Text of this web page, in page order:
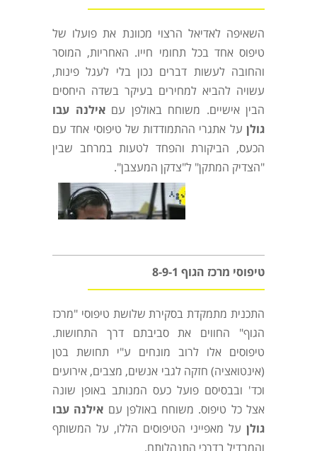
השאיפה לאדיאל הרצוי מכוונת את פועלו של
טיפוס אחד בכל תחומי חייו. האחריות, המוסר
והחובה לעשות דברים נכון בלי לעגל פינות,
עשויה להביא למחירים בעיקר בשדה היחסים
הבין אישיים. משוחח באולפן עםאילנה עבו
גולן על אתגרי ההתמודדות של טיפוסי אחד עם
הכעס, הביקורת והפחד לטעות במרחב שבין
"הצדיק המתקן" ל"צדקן המעצבן".
טיפוסי מרכז הגוף 8-9-1
התכנית מתמקדת בסקירת שלושת טיפוסי "מרכז
הגוף" החווים את סביבתם דרך התחושות.
טיפוסים אלו לרוב מונחים ע"י תחושת בטן
(אינטואציה) חזקה לגבי אנשים, מצבים, אירועים
וכד' ובבסיסם פועל כעס המנותב באופן שונה
אצל כל טיפוס. משוחח באולפן עם אילנה עבו
גולן על מאפייני הטיפוסים הללו, על המשותף
והמבדיל בדרכי התנהלותם.